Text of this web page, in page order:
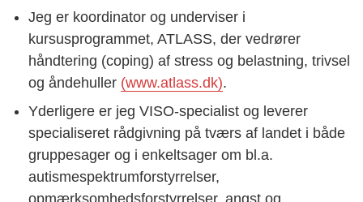
Jeg er koordinator og underviser i
kursusprogrammet, ATLASS, der vedrører
håndtering (coping) af stress og belastning, trivsel
og åndehuller (www.atlass.dk).
Yderligere er jeg VISO-specialist og leverer
specialiseret rådgivning på tværs af landet i både
gruppesager og i enkeltsager om bl.a.
autismespektrumforstyrrelser,